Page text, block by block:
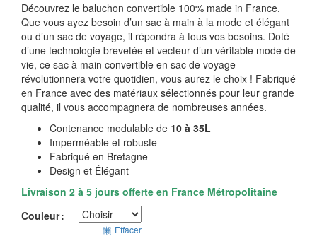
Découvrez le baluchon convertible 100% made in France.
Que vous ayez besoin d’un sac à main à la mode et élégant
ou d’un sac de voyage, il répondra à tous vos besoins. Doté
d’une technologie brevetée et vecteur d’un véritable mode de
vie, ce sac à main convertible en sac de voyage
révolutionnera votre quotidien, vous aurez le choix ! Fabriqué
en France avec des matériaux sélectionnés pour leur grande
qualité, il vous accompagnera de nombreuses années.
Contenance modulable de 10 à 35L
Imperméable et robuste
Fabriqué en Bretagne
Design et Élégant
Livraison 2 à 5 jours offerte en France Métropolitaine
Couleur
Effacer